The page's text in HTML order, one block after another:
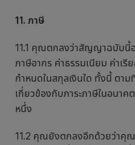
11. ภาษี
11.1 คุณตกลงว่าสัญญาฉบับนี้
ภาษีอากร ค่าธรรมเนียม ค่าเรี
กำหนดในสกุลเงินใด ทั้งนี้ ตา
เกี่ยวข้องกับภาระภาษีในอนาค
หนึ่ง
11.2 คุณยังตกลงอีกด้วยว่าคุ